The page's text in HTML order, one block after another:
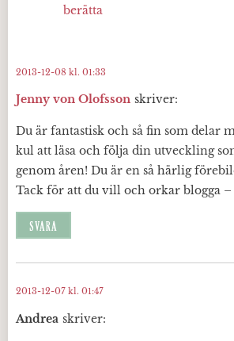
berätta
Jenny von Olofsson skriver:
2013-12-08 kl. 01:33
Du är fantastisk och så fin som delar
kul att läsa och följa din utveckling
genom åren! Du är en så härlig
Tack för att du vill och orkar blogga
SVARA
Andrea skriver:
2013-12-07 kl. 01:47